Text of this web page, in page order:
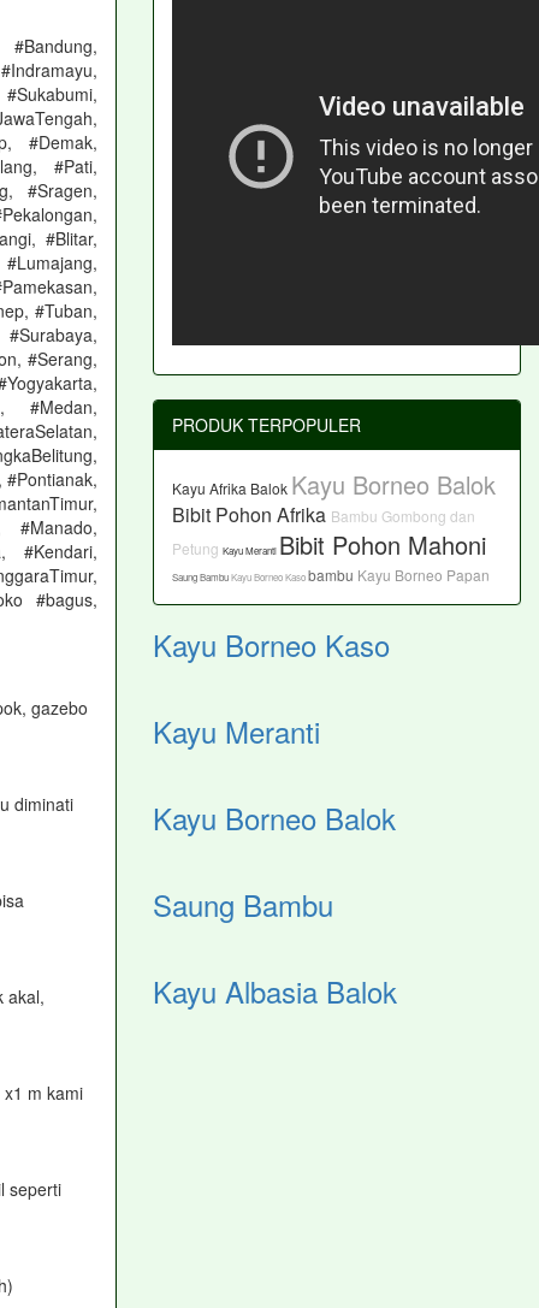
#Demak,
#Pati,
#Sragen,
#Blitar,
#Tuban,
#Serang,
#Medan,
#Pontianak,
#Manado,
#Kendari,
#bagus,
gazebo
diminati
akal,
m kami
seperti
PRODUK TERPOPULER
Kayu Afrika Balok Kayu Borneo Balok
Bibit Pohon Afrika Bambu Gombong dan
Petung Kayu Meranti Bibit Pohon Mahoni
Saung BambuKayu Borneo Kasobambu Kayu Borneo Papan
Kayu Borneo Kaso
Kayu Meranti
Kayu Borneo Balok
Saung Bambu
Kayu Albasia Balok